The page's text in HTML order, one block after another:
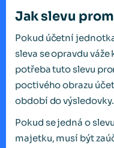
Jak slevu
Pokud účetní
sleva se opravdu
potřeba tuto slevu
poctivého obrazu
období do výsledovky.
Pokud se jedná o
majetku, musí být